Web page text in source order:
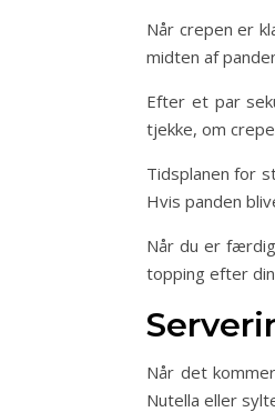
Når crepen er
midten af
Efter et par
tjekke, om
Tidsplanen for
Hvis panden
Når du er
topping efter
Når det
Nutella eller